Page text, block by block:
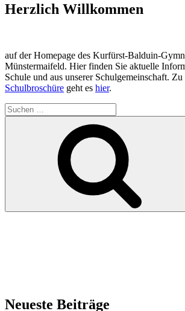
Herzlich Willkommen
auf der Homepage des Kurfürst-Balduin-
Münstermaifeld. Hier finden Sie aktuelle
Schule und aus unserer Schulgemeinschaft.
Schulbroschüre geht es hier.
Suchen
nach:
Neueste Beiträge